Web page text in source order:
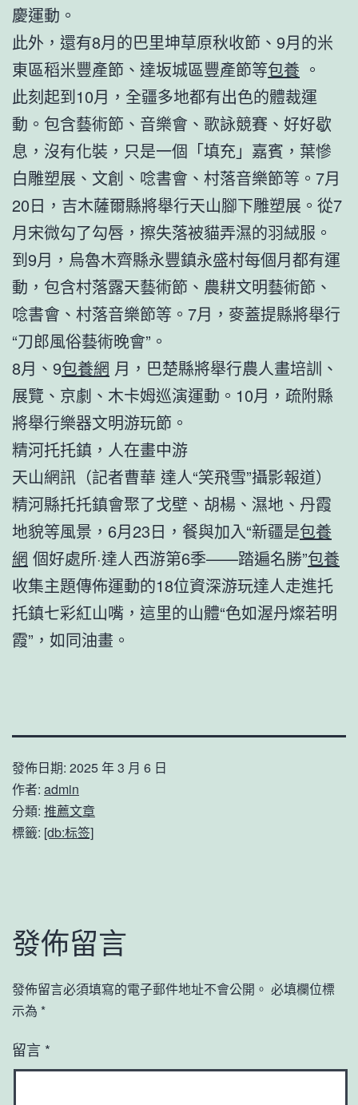
慶運動。
此外，還有8月的巴里坤草原秋收節、9月的米
東區稻米豐產節、達坂城區豐產節等包養 。
此刻起到10月，全疆多地都有出色的體裁運
動。包含藝術節、音樂會、歌詠競賽、好好歇
息，沒有化裝，只是一個「填充」嘉賓，葉慘
白雕塑展、文創、唸書會、村落音樂節等。7月
20日，吉木薩爾縣將舉行天山腳下雕塑展。從7
月宋微勾了勾唇，擦失落被貓弄濕的羽絨服。
到9月，烏魯木齊縣永豐鎮永盛村每個月都有運
動，包含村落露天藝術節、農耕文明藝術節、
唸書會、村落音樂節等。7月，麥蓋提縣將舉行
“刀郎風俗藝術晚會”。
8月、9包養網 月，巴楚縣將舉行農人畫培訓、
展覽、京劇、木卡姆巡演運動。10月，疏附縣
將舉行樂器文明游玩節。
精河托托鎮，人在畫中游
天山網訊（記者曹華 達人“笑飛雪”攝影報道）
精河縣托托鎮會聚了戈壁、胡楊、濕地、丹霞
地貌等風景，6月23日，餐與加入“新疆是包養
網 個好處所·達人西游第6季——踏遍名勝”包養
收集主題傳佈運動的18位資深游玩達人走進托
托鎮七彩紅山嘴，這里的山體“色如渥丹燦若明
霞”，如同油畫。
發佈日期: 2025 年 3 月 6 日
作者: admin
分類: 推薦文章
標籤: [db:标签]
發佈留言
發佈留言必須填寫的電子郵件地址不會公開。 必填欄位標
示為 *
留言 *